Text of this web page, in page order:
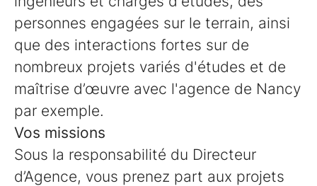
personnes engagées sur le terrain, ainsi
que des interactions fortes sur de
nombreux projets variés d'études et de
maîtrise d’œuvre avec l'agence de Nancy
par exemple.
Vos missions
Sous la responsabilité du Directeur
d’Agence, vous prenez part aux projets